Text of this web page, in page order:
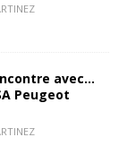
avec…
Peugeot